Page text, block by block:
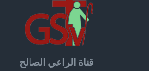
قناة الراعي الصالح